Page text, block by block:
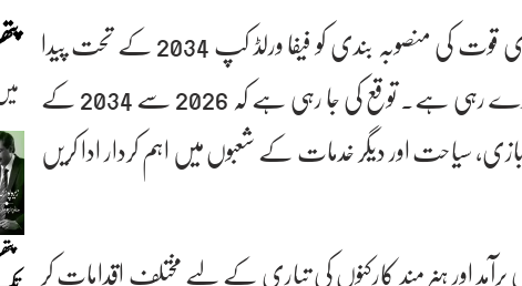
سرکاری دستاویزات کے مطابق حکومت افرادی قوت کی منصوبہ بندی کو فیفا ورلڈ کپ 2034 کے تحت پیدا
ہونے والی متوقع ضرورتوں کے مطابق ترتیب دے رہی ہے۔ توقع کی جا رہی ہے کہ 2026 سے 2034 کے
بازی، سیاحت اور دیگر خدمات کے شعبوں میں اہم کردار ادا کریں